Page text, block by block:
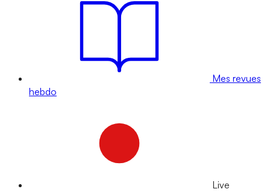
Mes revues
hebdo
Live